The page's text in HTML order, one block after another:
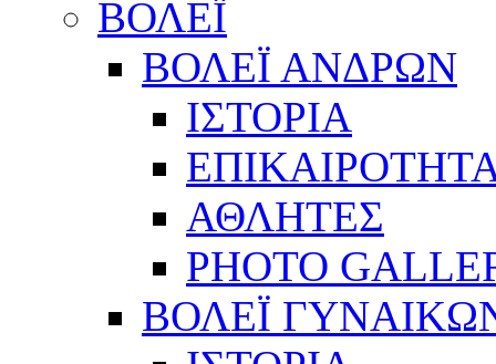
ΒΟΛΕΪ
ΒΟΛΕΪ ΑΝΔΡΩΝ
ΙΣΤΟΡΙΑ
ΑΘΛΗΤΕΣ
PHOTO
ΒΟΛΕΪ